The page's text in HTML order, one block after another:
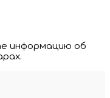
информацию об